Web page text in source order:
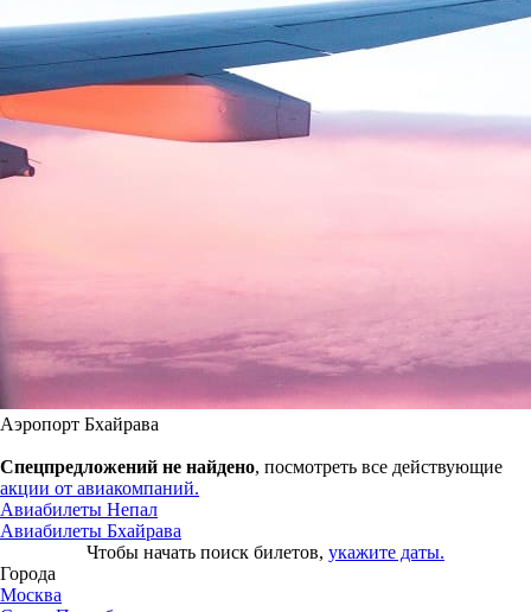
Аэропорт Бхайрава
Спецпредложений не найдено, посмотреть все действующие
акции от авиакомпаний.
Авиабилеты Непал
Авиабилеты Бхайрава
Чтобы начать поиск билетов, укажите даты.
Города
Москва